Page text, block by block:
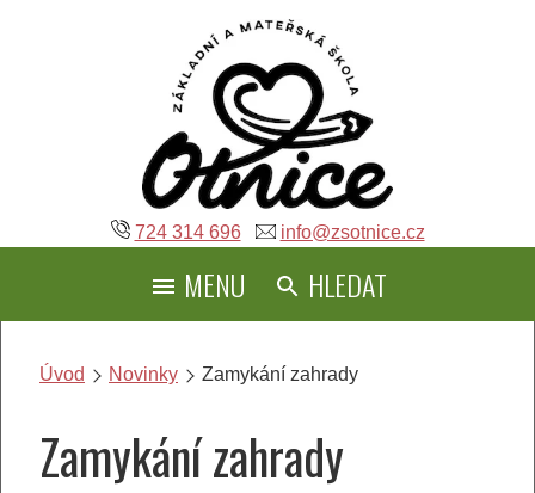
724 314 696 info@zsotnice.cz
MENU HLEDAT
Úvod Novinky Zamykání zahrady
Zamykání zahrady